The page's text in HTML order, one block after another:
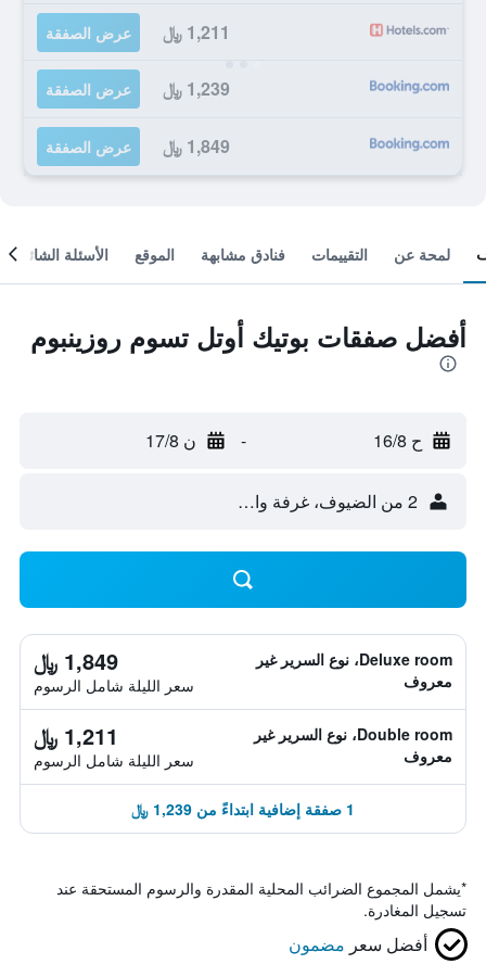
1,211 ﷼ عرض الصفقة
1,239 ﷼ عرض الصفقة
1,849 ﷼ عرض الصفقة
لمحة عن التقييمات فنادق مشابهة الموقع الأسئلة الشائعة
أفضل صفقات بوتيك أوتل تسوم روزينبوم
ح 16/8 - ن 17/8
2 من الضيوف، غرفة واحدة
Deluxe room، نوع السرير غير
معروف
1,849 ﷼
سعر الليلة شامل الرسوم
Double room، نوع السرير غير
معروف
1,211 ﷼
سعر الليلة شامل الرسوم
1 صفقة إضافية ابتداءً من 1,239 ﷼
*يشمل المجموع الضرائب المحلية المقدرة والرسوم المستحقة عند
تسجيل المغادرة.
أفضل سعر مضمون